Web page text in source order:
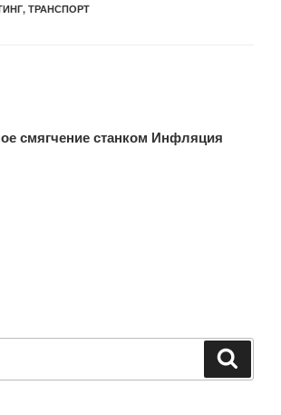
, ТРАНСПОРТ
смягчение станком Инфляция